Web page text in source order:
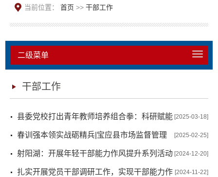
当前位置： 首页 >> 干部工作
二级菜单
干部工作
[2025-03-18]
县委党校打出青年教师培养组合拳：科研赋能
+课堂练兵双轨并进 [2025-02-25]
春训强本领实战砺精兵|宝应县市场监督管理
局举办2025年春训班 [2024-12-20]
射阳湖：开展年轻干部能力作风提升系列活动
[2024-11-22]
扎实开展党员干部调研工作，实现干部能力作